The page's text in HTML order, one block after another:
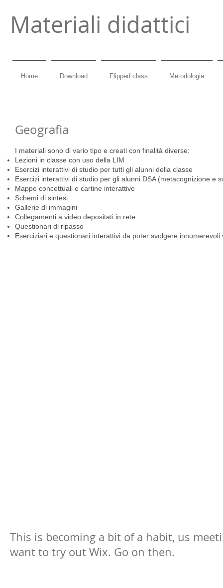
Materiali didattici
Home Download Flipped class Metodologia
Geografia
I materiali sono di vario tipo e creati con finalità diverse:
Lezioni in classe con uso della LIM
Esercizi interattivi di studio per tutti gli alunni della classe
Esercizi interattivi di studio per gli alunni DSA (metacognizione e
Mappe concettuali e cartine interattive
Schemi di sintesi
Gallerie di immagini
Collegamenti a video depositati in rete
Questionari di ripasso
Eserciziari e questionari interattivi da poter svolgere
This is becoming a bit of a habit, us
want to try out Wix. Go on then.